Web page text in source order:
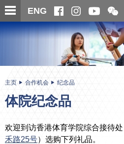
跳
至
主
内
ENG
开
合
微
信
二
维
码
主
内
主页 合作机会 纪念品
体院纪念品
欢迎到访香港体育学院综合接待处
禾路25号）选购下列礼品。